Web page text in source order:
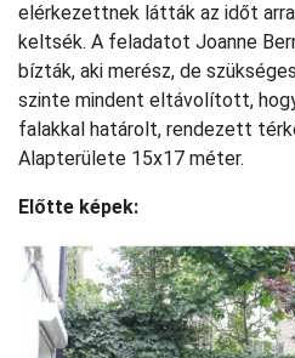
elérkezettnek látták az időt
keltsék. A feladatot Joanne
bízták, aki merész, de
szinte mindent eltávolított,
falakkal határolt, rendezett
Alapterülete 15x17 méter.
Előtte képek: